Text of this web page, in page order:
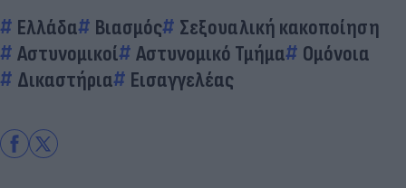
Ελλάδα Βιασμός
Σεξουαλική κακοποίηση
Αστυνομικοί
Αστυνομικό Τμήμα
Ομόνοια
Δικαστήρια
Εισαγγελέας